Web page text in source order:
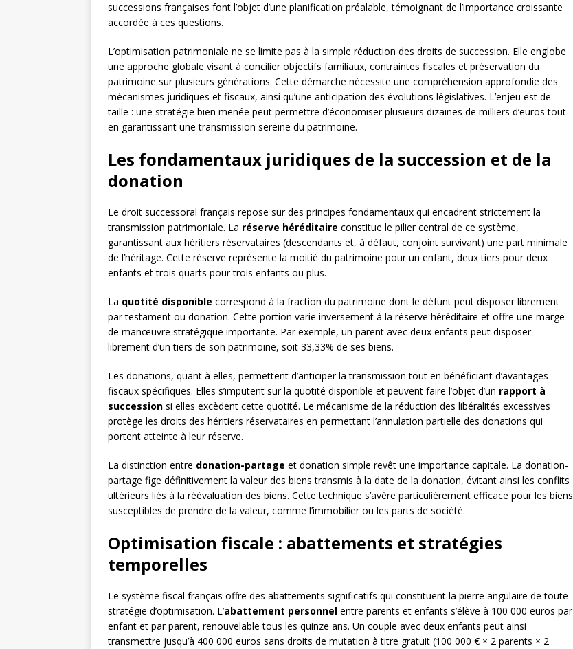
successions françaises font l’objet d’une planification préalable, témoignant de l’importance croissante
accordée à ces questions.
L’optimisation patrimoniale ne se limite pas à la simple réduction des droits de succession. Elle englobe
une approche globale visant à concilier objectifs familiaux, contraintes fiscales et préservation du
patrimoine sur plusieurs générations. Cette démarche nécessite une compréhension approfondie des
mécanismes juridiques et fiscaux, ainsi qu’une anticipation des évolutions législatives. L’enjeu est de
taille : une stratégie bien menée peut permettre d’économiser plusieurs dizaines de milliers d’euros tout
en garantissant une transmission sereine du patrimoine.
Les fondamentaux juridiques de la succession et de la
donation
Le droit successoral français repose sur des principes fondamentaux qui encadrent strictement la
transmission patrimoniale. La réserve héréditaire constitue le pilier central de ce système,
garantissant aux héritiers réservataires (descendants et, à défaut, conjoint survivant) une part minimale
de l’héritage. Cette réserve représente la moitié du patrimoine pour un enfant, deux tiers pour deux
enfants et trois quarts pour trois enfants ou plus.
La quotité disponible correspond à la fraction du patrimoine dont le défunt peut disposer librement
par testament ou donation. Cette portion varie inversement à la réserve héréditaire et offre une marge
de manœuvre stratégique importante. Par exemple, un parent avec deux enfants peut disposer
librement d’un tiers de son patrimoine, soit 33,33% de ses biens.
Les donations, quant à elles, permettent d’anticiper la transmission tout en bénéficiant d’avantages
fiscaux spécifiques. Elles s’imputent sur la quotité disponible et peuvent faire l’objet d’un rapport à
succession si elles excèdent cette quotité. Le mécanisme de la réduction des libéralités excessives
protège les droits des héritiers réservataires en permettant l’annulation partielle des donations qui
portent atteinte à leur réserve.
La distinction entre donation-partage et donation simple revêt une importance capitale. La donation-
partage fige définitivement la valeur des biens transmis à la date de la donation, évitant ainsi les conflits
ultérieurs liés à la réévaluation des biens. Cette technique s’avère particulièrement efficace pour les biens
susceptibles de prendre de la valeur, comme l’immobilier ou les parts de société.
Optimisation fiscale : abattements et stratégies
temporelles
Le système fiscal français offre des abattements significatifs qui constituent la pierre angulaire de toute
stratégie d’optimisation. L’abattement personnel entre parents et enfants s’élève à 100 000 euros par
enfant et par parent, renouvelable tous les quinze ans. Un couple avec deux enfants peut ainsi
transmettre jusqu’à 400 000 euros sans droits de mutation à titre gratuit (100 000 € × 2 parents × 2